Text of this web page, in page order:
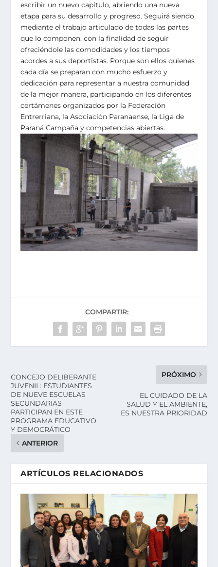
escribir un nuevo capítulo, abriendo una nueva
etapa para su desarrollo y progreso. Seguirá siendo
mediante el trabajo articulado de todas las partes
que lo componen, con la finalidad de seguir
ofreciéndole las comodidades y los tiempos
acordes a sus deportistas. Porque son ellos quienes
cada día se preparan con mucho esfuerzo y
dedicación para representar a nuestra comunidad
de la mejor manera, participando en los diferentes
certámenes organizados por la Federación
Entrerriana, la Asociación Paranaense, la Liga de
Paraná Campaña y competencias abiertas.
COMPARTIR:
CONCEJO DELIBERANTE
JUVENIL: ESTUDIANTES
DE NUEVE ESCUELAS
SECUNDARIAS
PARTICIPAN EN ESTE
PROGRAMA EDUCATIVO
Y DEMOCRÁTICO
ANTERIOR
PRÓXIMO
EL CUIDADO DE LA
SALUD Y EL AMBIENTE,
ES NUESTRA PRIORIDAD
ARTÍCULOS RELACIONADOS